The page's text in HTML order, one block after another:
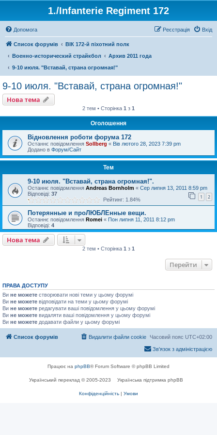
1./Infanterie Regiment 172
Допомога Вхід
Реєстрація
Список форумів
ВІК 172-й піхотний полк
Военно-исторический страйкбол
Архив 2011 года
9-10 июля. "Вставай, страна огромная!"
9-10 июля. "Вставай, страна огромная!"
Нова тема
2 тем • Сторінка 1 з 1
Оголошення
Відновлення роботи форума 172
Останнє повідомлення Sollberg « Вів лютого 28, 2023 7:39 pm
Додано в Форум/Сайт
Тем
9-10 июля. "Вставай, страна огромная!".
Останнє повідомлення Andreas Bornholm « Сер липня 13, 2011 8:59 pm
Відповіді: 37 1 2
Рейтинг: 1.84%
Потерянные и проЛЮБЛЕнные вещи.
Останнє повідомлення Romei « Пон липня 11, 2011 8:12 pm
Відповіді: 4
Нова тема
2 тем • Сторінка 1 з 1
Перейти
ПРАВА ДОСТУПУ
Ви не можете створювати нові теми у цьому форумі
Ви не можете відповідати на теми у цьому форумі
Ви не можете редагувати ваші повідомлення у цьому форумі
Ви не можете видаляти ваші повідомлення у цьому форумі
Ви не можете додавати файли у цьому форумі
Список форумів Часовий пояс UTC+02:00
Видалити файли cookie
Зв'язок з адміністрацією
Працює на phpBB® Forum Software © phpBB Limited
Український переклад © 2005-2023 Українська підтримка phpBB
Конфіденційність | Умови